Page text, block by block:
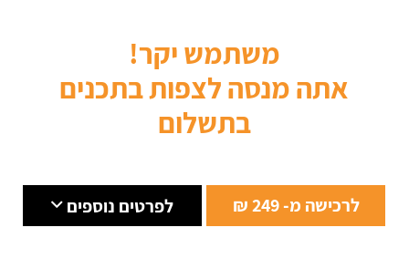
משתמש יקר!
אתה מנסה לצפות בתכנים
בתשלום
לרכישה מ- 249 ₪ לפרטים נוספים